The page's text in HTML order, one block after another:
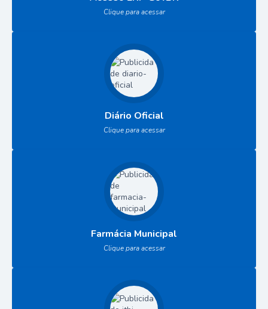
Clique para acessar
Diário Oficial
Clique para acessar
Farmácia Municipal
Clique para acessar